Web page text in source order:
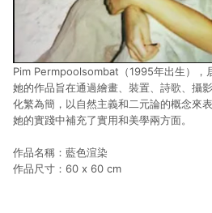
Pim Permpoolsombat（1995年出生），
她的作品旨在通過繪畫、裝置、詩歌、攝
化繁為簡，以自然主義和二元論的概念來
她的實踐中補充了實用和美學兩方面。
作品名稱：藍色渲染
作品尺寸：60 x 60 cm